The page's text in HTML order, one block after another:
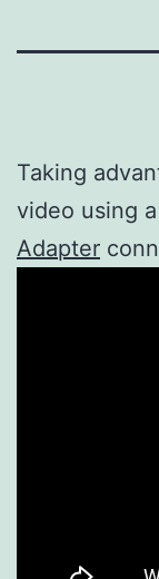
Taking
video using a
Adapter